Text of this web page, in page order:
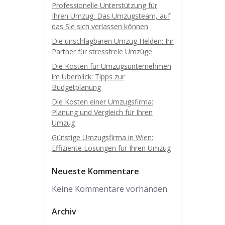
Professionelle Unterstützung für
Ihren Umzug: Das Umzugsteam, auf
das Sie sich verlassen können
Die unschlagbaren Umzug Helden: Ihr
Partner für stressfreie Umzüge
Die Kosten für Umzugsunternehmen
im Überblick: Tipps zur
Budgetplanung
Die Kosten einer Umzugsfirma:
Planung und Vergleich für Ihren
Umzug
Günstige Umzugsfirma in Wien:
Effiziente Lösungen für Ihren Umzug
Neueste Kommentare
Keine Kommentare vorhanden.
Archiv